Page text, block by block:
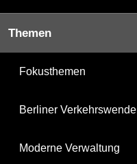
Themen
Fokusthemen
Berliner Verkehrswende
Moderne Verwaltung